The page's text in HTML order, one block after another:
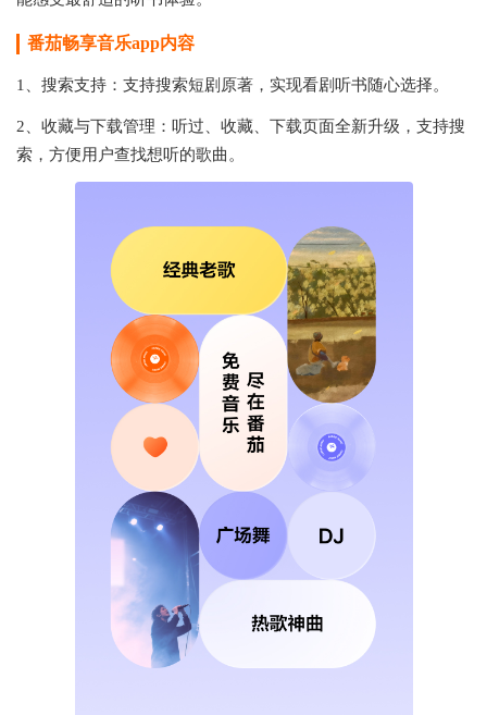
番茄畅享音乐app内容
1、搜索支持：支持搜索短剧原著，实现看剧听书随心选择。
2、收藏与下载管理：听过、收藏、下载页面全新升级，支持搜
索，方便用户查找想听的歌曲。